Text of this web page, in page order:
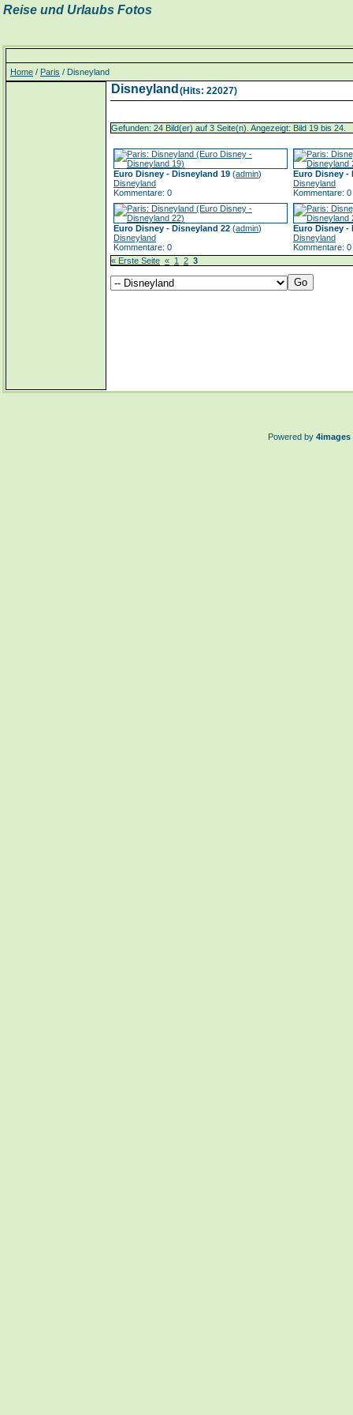
Reise und Urlaubs Fotos
Home / Paris / Disneyland
Disneyland (Hits: 22027)
Gefunden: 24 Bild(er) auf 3 Seite(n). Angezeigt: Bild 19 bis 24.
Euro Disney - Disneyland 19 (admin)
Disneyland
Kommentare: 0
Euro Disney -
Disneyland
Kommentare: 0
Euro Disney - Disneyland 22 (admin)
Disneyland
Kommentare: 0
Euro Disney -
Disneyland
Kommentare: 0
« Erste Seite « 1 2 3
Powered by 4images